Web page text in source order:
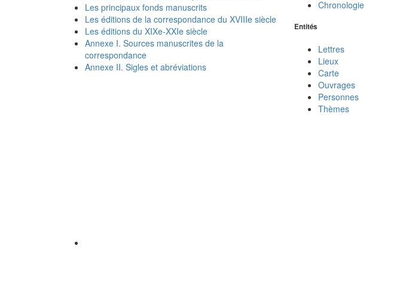
Les principaux fonds manuscrits
Les éditions de la correspondance du XVIIIe siècle
Les éditions du XIXe-XXIe siècle
Annexe I. Sources manuscrites de la
correspondance
Annexe II. Sigles et abréviations
Chronologie
Entités
Lettres
Lieux
Carte
Ouvrages
Personnes
Thèmes